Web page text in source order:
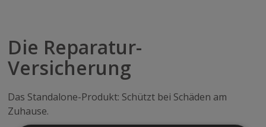
Die Reparatur-
Versicherung
Das Standalone-Produkt: Schützt bei Schäden am
Zuhause.